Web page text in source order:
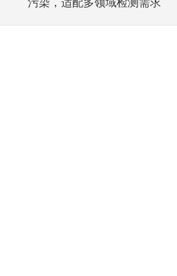
污染，适配多领域检测需求